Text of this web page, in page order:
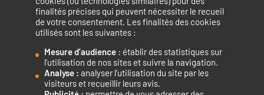
finalités précises qui peuvent nécessiter le recueil
de votre consentement. Les finalités des cookies
utilisés sont les suivantes :
Mesure d’audience : établir des statistiques sur
l’utilisation de nos sites et suivre la navigation.
Analyse : analyser l’utilisation du site par les
visiteurs et recueillir leurs avis.
Accélérateur de compétences numériques.